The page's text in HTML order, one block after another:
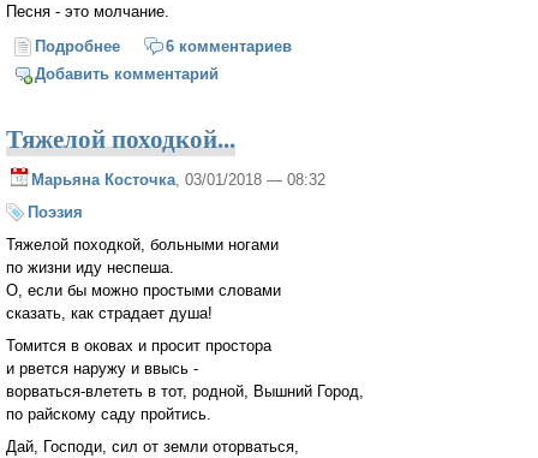
Песня - это молчание.
Подробнее о Одна песня
6 комментариев
Добавить комментарий
Тяжелой походкой...
Марьяна Косточка, 03/01/2018 — 08:32
Поэзия
Тяжелой походкой, больными ногами
по жизни иду неспеша.
О, если бы можно простыми словами
сказать, как страдает душа!
Томится в оковах и просит простора
и рвется наружу и ввысь -
ворваться-влететь в тот, родной, Вышний Город,
по райскому саду пройтись.
Дай, Господи, сил от земли оторваться,